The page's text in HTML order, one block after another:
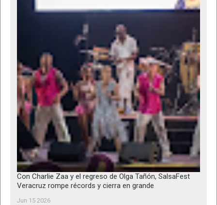
Con Charlie Zaa y el regreso de Olga Tañón, SalsaFest
Veracruz rompe récords y cierra en grande
Jun 15 2026